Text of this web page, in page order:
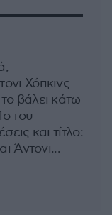
Χόπκινς
βάλει κάτω
του
και τίτλο:
Άντονι...